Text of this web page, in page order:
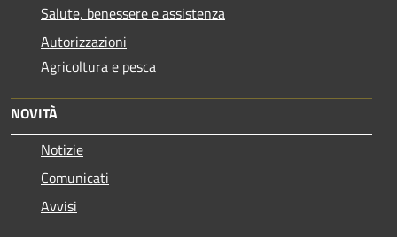
Salute, benessere e assistenza
Autorizzazioni
Agricoltura e pesca
NOVITÀ
Notizie
Comunicati
Avvisi